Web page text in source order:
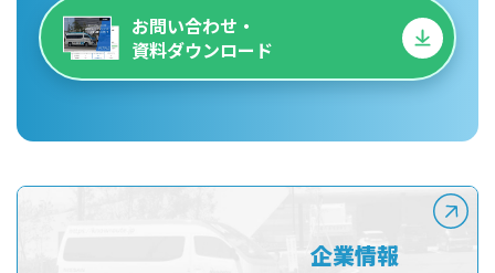
お問い合わせ・
資料ダウンロード
企業情報